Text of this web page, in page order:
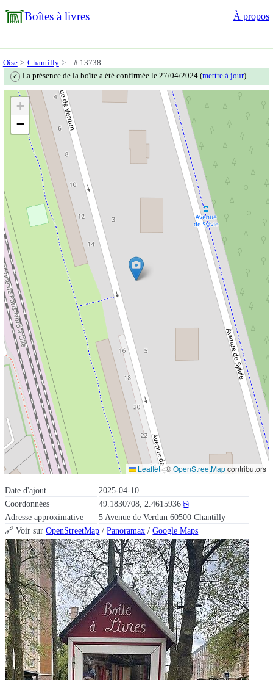
Boîtes à livres À propos
Oise Chantilly # 13738
✓ La présence de la boîte a été confirmée le 27/04/2024 (mettre à jour).
Date d'ajout
2025-04-10
Coordonnées
49.1830708, 2.4615936 ⎘
Adresse approximative
5 Avenue de Verdun 60500 Chantilly
🔗 Voir surOpenStreetMap /Panoramax /Google Maps
+
−
Leaflet|©OpenStreetMapcontributors